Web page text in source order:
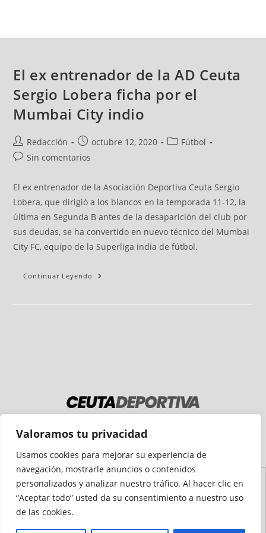
Valoramos tu privacidad
Usamos cookies para mejorar su experiencia de
navegación, mostrarle anuncios o contenidos
personalizados y analizar nuestro tráfico. Al hacer clic en
“Aceptar todo” usted da su consentimiento a nuestro uso
de las cookies.
El ex entrenador de la AD Ceuta
Sergio Lobera ficha por el
Mumbai City indio
Redacción octubre 12, 2020
Fútbol
Sin comentarios
El ex entrenador de la Asociación Deportiva Ceuta Sergio
Lobera, que dirigió a los blancos en la temporada 11-12, la
última en Segunda B antes de la desaparición del club por
sus deudas, se ha convertido en nuevo técnico del Mumbai
City FC, equipo de la Superliga india de fútbol.
Continuar Leyendo
Aviso
Legal
Declaración de
Accesibilidad
Mapa del
Sitio
Política de
Cookies
Política de
Privacidad